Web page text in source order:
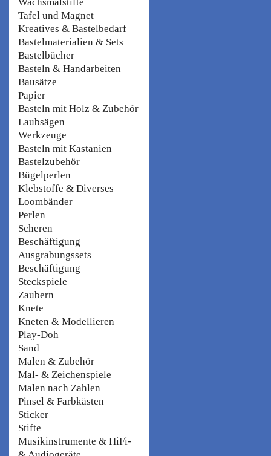
Tafel und Magnet
Kreatives & Bastelbedarf
Bastelmaterialien & Sets
Bastelbücher
Basteln & Handarbeiten
Bausätze
Papier
Basteln mit Holz & Zubehör
Laubsägen
Werkzeuge
Basteln mit Kastanien
Bastelzubehör
Bügelperlen
Klebstoffe & Diverses
Loombänder
Perlen
Scheren
Beschäftigung
Ausgrabungssets
Beschäftigung
Steckspiele
Zaubern
Knete
Kneten & Modellieren
Play-Doh
Sand
Malen & Zubehör
Mal- & Zeichenspiele
Malen nach Zahlen
Pinsel & Farbkästen
Sticker
Stifte
Musikinstrumente & HiFi-